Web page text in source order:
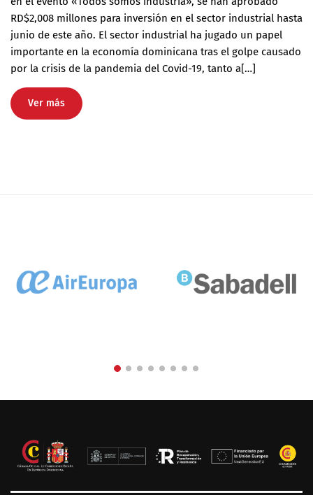
RD$2,008 millones para inversión en el sector industrial hasta
junio de este año. El sector industrial ha jugado un papel
importante en la economía dominicana tras el golpe causado
por la crisis de la pandemia del Covid-19, tanto a[…]
Ver más